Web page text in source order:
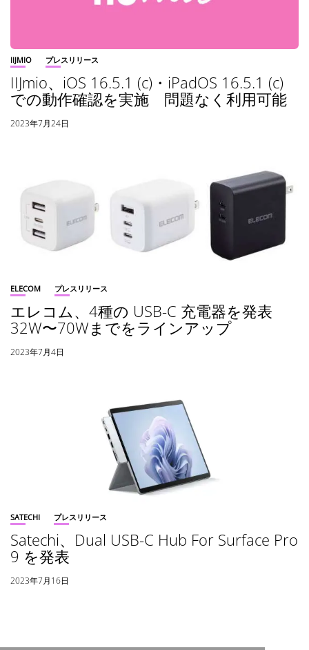
IIJMIO プレスリリース
IIJmio、iOS 16.5.1 (c)・iPadOS 16.5.1 (c)
での動作確認を実施 問題なく利用可能
2023年7月24日
ELECOM プレスリリース
エレコム、4種の USB-C 充電器を発表
32W〜70Wまでをラインアップ
2023年7月4日
SATECHI プレスリリース
Satechi、Dual USB-C Hub For Surface Pro
9 を発表
2023年7月16日